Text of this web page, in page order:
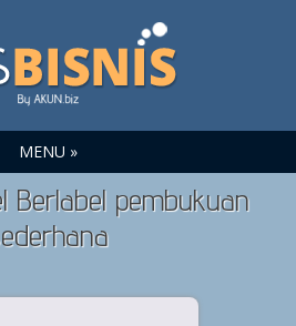
MENU »
Berlabel pembukuan